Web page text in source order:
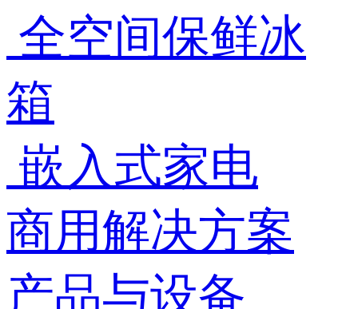
全空间保鲜冰
箱
嵌入式家电
商用解决方案
产品与设备